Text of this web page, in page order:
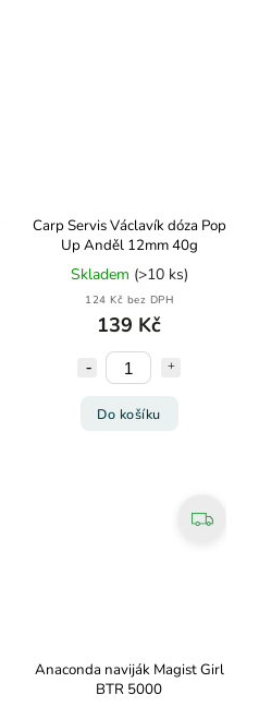
Carp Servis Václavík dóza Pop
Up Anděl 12mm 40g
Skladem (>10 ks)
124 Kč bez DPH
139 Kč
Do košíku
Anaconda naviják Magist Girl
BTR 5000